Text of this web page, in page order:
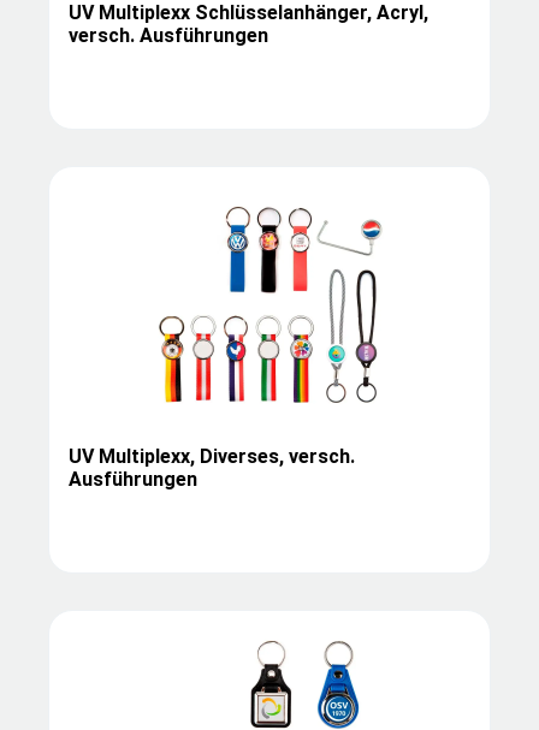
UV Multiplexx Schlüsselanhänger, Acryl,
versch. Ausführungen
UV Multiplexx, Diverses, versch.
Ausführungen